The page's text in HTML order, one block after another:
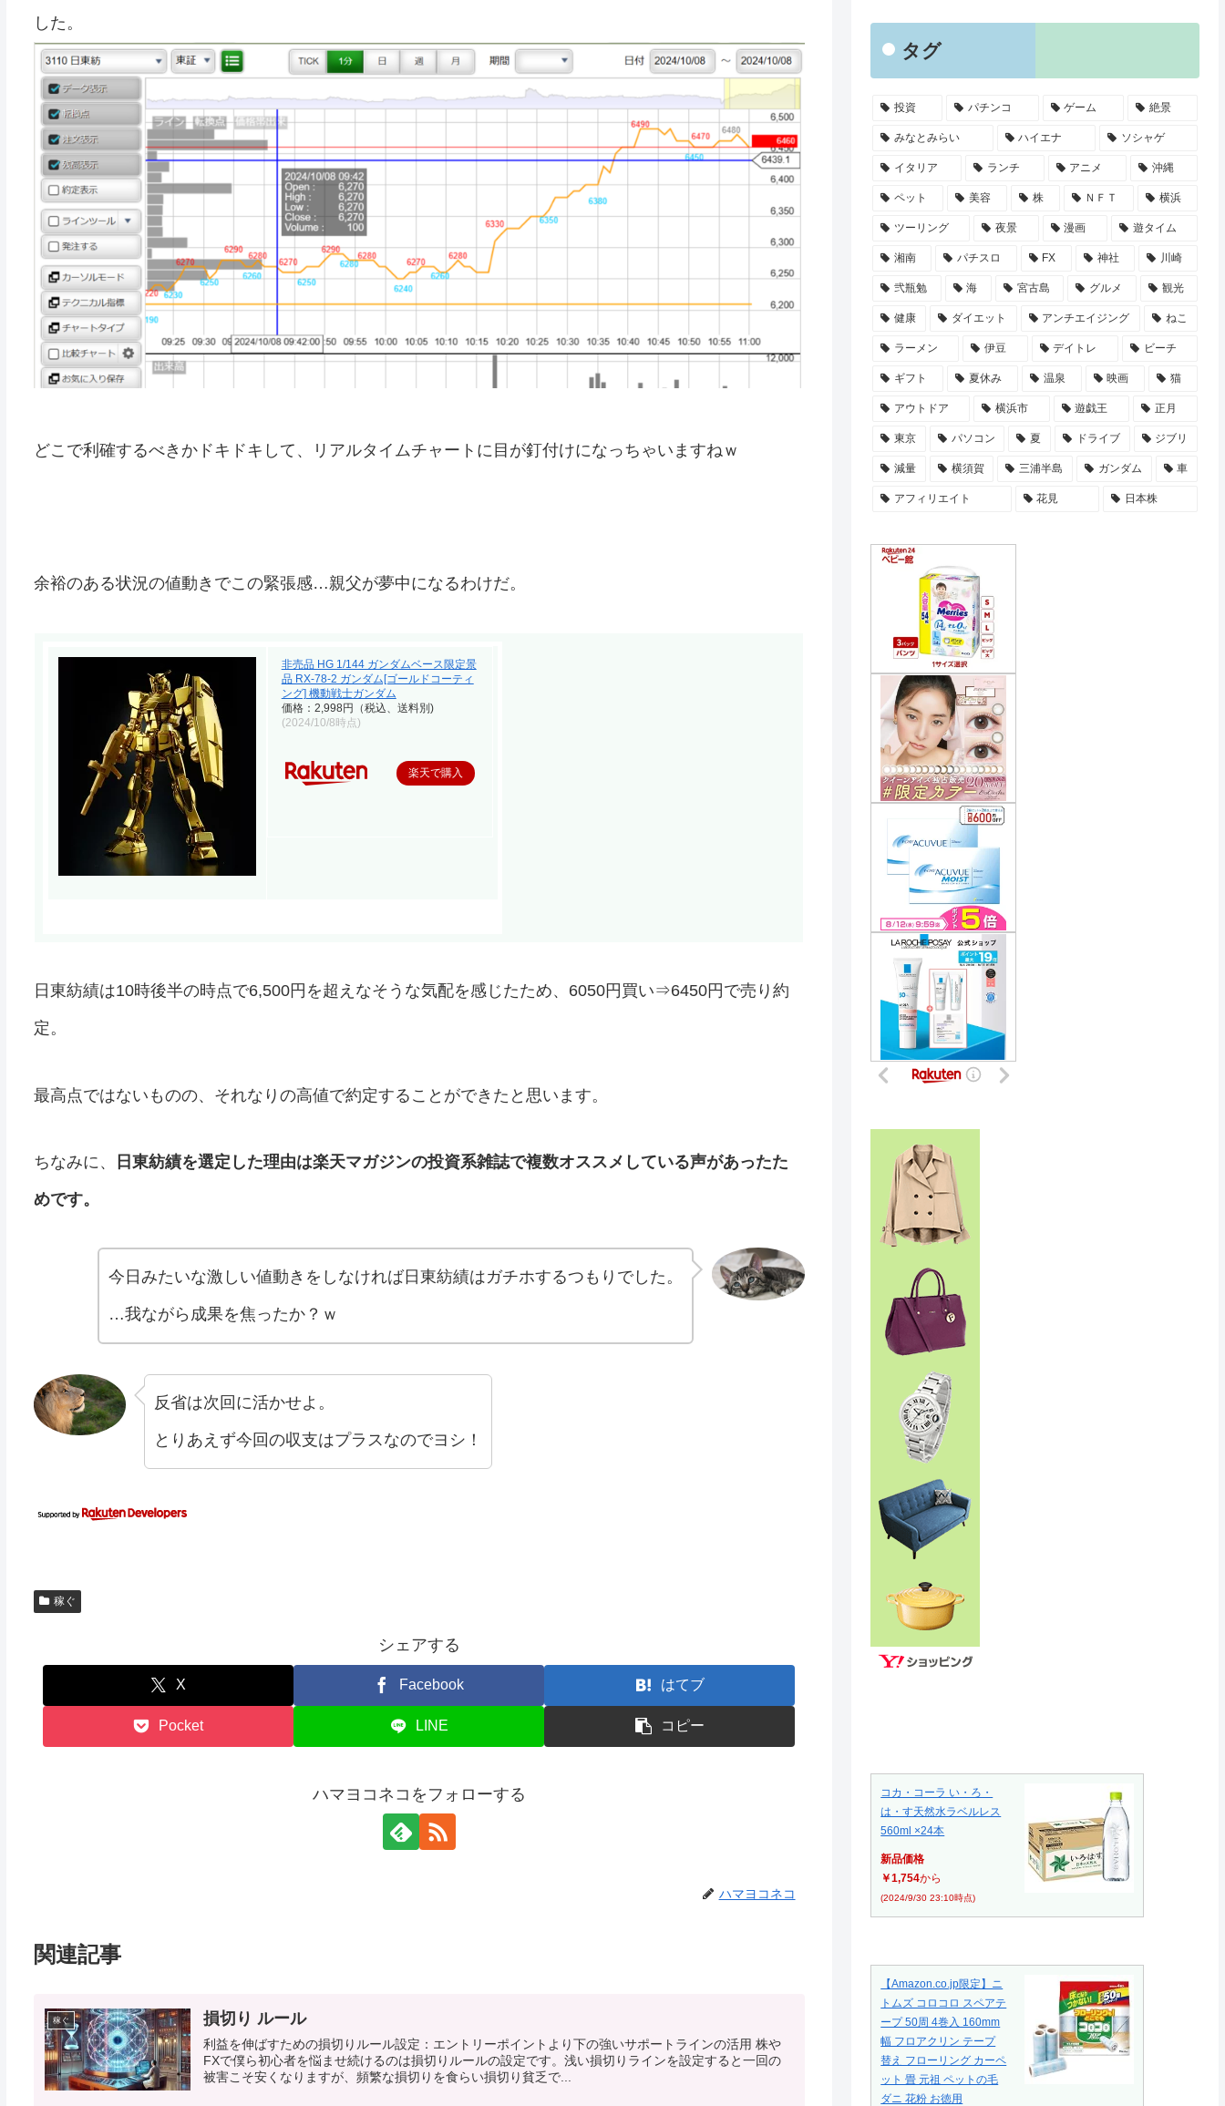
した。
どこで利確するべきかドキドキして、リアルタイムチャートに目が釘付けになっちゃいますねｗ
余裕のある状況の値動きでこの緊張感…親父が夢中になるわけだ。
非売品 HG 1/144 ガンダムベース限定景
品 RX-78-2 ガンダム[ゴールドコーティ
ング] 機動戦士ガンダム
価格：2,998円（税込、送料別)
(2024/10/8時点)
楽天で購入
日東紡績は10時後半の時点で6,500円を超えなそうな気配を感じたため、6050円買い⇒6450円で売り約
定。
最高点ではないものの、それなりの高値で約定することができたと思います。
ちなみに、 日東紡績を選定した理由は楽天マガジンの投資系雑誌で複数オススメしている声があったた
めです。
今日みたいな激しい値動きをしなければ日東紡績はガチホするつもりでした。
…我ながら成果を焦ったか？ｗ
反省は次回に活かせよ。
とりあえず今回の収支はプラスなのでヨシ！
稼ぐ
シェアする
X Facebook はてブ
Pocket LINE コピー
ハマヨコネコをフォローする
ハマヨコネコ
関連記事
稼ぐ 損切り ルール
利益を伸ばすための損切りルール設定：エントリーポイントより下の強いサポートラインの活用 株や
FXで僕ら初心者を悩ませ続けるのは損切りルールの設定です。浅い損切りラインを設定すると一回の
被害こそ安くなりますが、頻繁な損切りを食らい損切り貧乏で...
タグ
投資 パチンコ ゲーム 絶景
みなとみらい ハイエナ ソシャゲ
イタリア ランチ アニメ 沖縄
ペット 美容 株 ＮＦＴ 横浜
ツーリング 夜景 漫画 遊タイム
湘南 パチスロ FX 神社 川崎
弐瓶勉 海 宮古島 グルメ 観光
健康 ダイエット アンチエイジング ねこ
ラーメン 伊豆 デイトレ ビーチ
ギフト 夏休み 温泉 映画 猫
アウトドア 横浜市 遊戯王 正月
東京 パソコン 夏 ドライブ ジブリ
減量 横須賀 三浦半島 ガンダム 車
アフィリエイト 花見 日本株
コカ・コーラ い・ろ・
は・す天然水ラベルレス
560ml ×24本
新品価格
￥1,754から
(2024/9/30 23:10時点)
【Amazon.co.jp限定】ニ
トムズ コロコロ スペアテ
ープ 50周 4巻入 160mm
幅 フロアクリン テープ
替え フローリング カーペ
ット 畳 元祖 ペットの毛
ダニ 花粉 お徳用